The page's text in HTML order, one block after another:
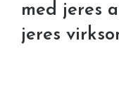
med jeres
jeres